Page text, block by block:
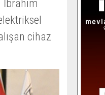
İbrahim
cihaz